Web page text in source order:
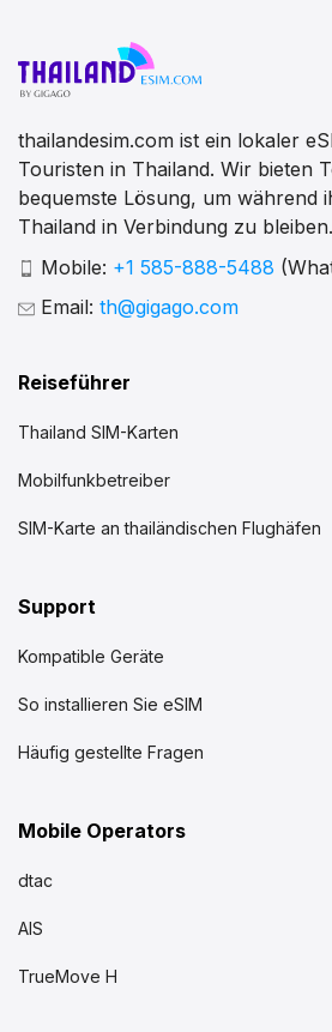
thailandesim.com ist ein lokaler
Touristen in Thailand. Wir bieten
bequemste Lösung, um während
Thailand in Verbindung zu bleiben.
Mobile: +1 585-888-5488
Email: th@gigago.com
Reiseführer
Thailand SIM-Karten
Mobilfunkbetreiber
SIM-Karte an thailändischen Flughäfen
Support
Kompatible Geräte
So installieren Sie eSIM
Häufig gestellte Fragen
Mobile Operators
dtac
AIS
TrueMove H